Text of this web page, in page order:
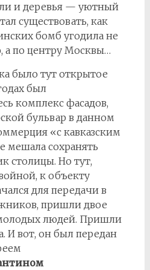
и деревья — уютный
существовать, как
бомб угодила не
а по центру Москвы…
было тут открытое
был
комплекс фасадов,
бульвар в данном
«с кавказским
мешала сохранять
столицы. Но тут,
к объекту
для передачи в
пришли двое
людей. Пришли
И вот, он был передан